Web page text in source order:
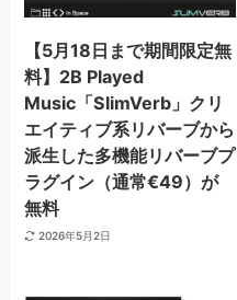
【5月18日まで期間限定無
料】2B Played
Music「SlimVerb」クリ
エイティブ系リバーブから
派生した多機能リバーブプ
ラグイン（通常€49）が
無料
2026年5月2日